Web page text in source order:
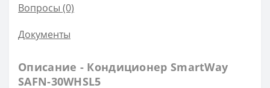
Вопросы (0)
Документы
Описание - Кондиционер SmartWay
SAFN-30WHSL5